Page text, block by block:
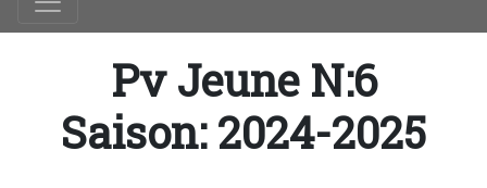
Pv Jeune N:6
Saison: 2024-2025